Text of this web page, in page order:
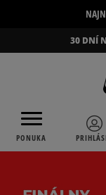
30 DNÍ
PONUKA